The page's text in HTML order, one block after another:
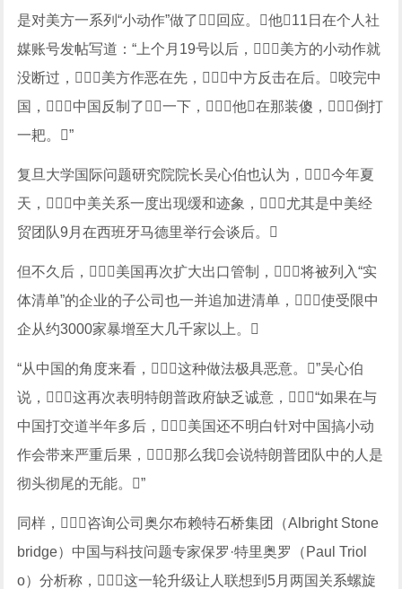
是对美方一系列“小动作”做了回应。他11日在个人社
媒账号发帖写道：“上个月19号以后，美方的小动作就
没断过，美方作恶在先，中方反击在后。咬完中
国，中国反制了一下，他在那装傻，倒打
一耙。”
复旦大学国际问题研究院院长吴心伯也认为，今年夏
天，中美关系一度出现缓和迹象，尤其是中美经
贸团队9月在西班牙马德里举行会谈后。
但不久后，美国再次扩大出口管制，将被列入“实
体清单”的企业的子公司也一并追加进清单，使受限中
企从约3000家暴增至大几千家以上。
“从中国的角度来看，这种做法极具恶意。”吴心伯
说，这再次表明特朗普政府缺乏诚意，“如果在与
中国打交道半年多后，美国还不明白针对中国搞小动
作会带来严重后果，那么我会说特朗普团队中的人是
彻头彻尾的无能。”
同样，咨询公司奥尔布赖特石桥集团（Albright Stone
bridge）中国与科技问题专家保罗·特里奥罗（Paul Triol
o）分析称，这一轮升级让人联想到5月两国关系螺旋